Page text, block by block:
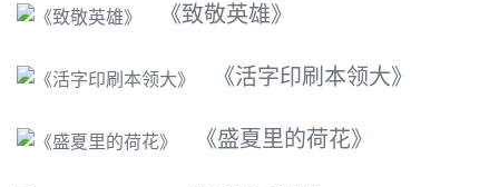
《致敬英雄》
《活字印刷本领大》
《盛夏里的荷花》